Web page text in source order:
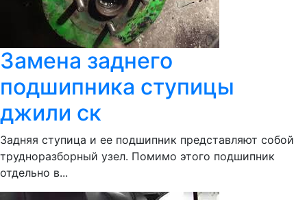
Замена заднего
подшипника ступицы
джили ск
Задняя ступица и ее подшипник представляют собой
трудноразборный узел. Помимо этого подшипник
отдельно в...